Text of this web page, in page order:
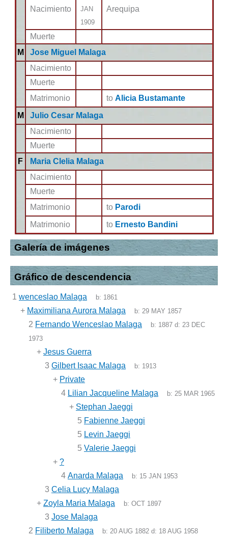
Nacimiento
JAN
1909
Arequipa
Muerte
M
Jose Miguel Malaga
Nacimiento
Muerte
Matrimonio
to Alicia Bustamante
M
Julio Cesar Malaga
Nacimiento
Muerte
F
Maria Clelia Malaga
Nacimiento
Muerte
Matrimonio
to Parodi
Matrimonio
to Ernesto Bandini
Galería de imágenes
Gráfico de descendencia
1 wenceslao Malaga b: 1861
+ Maximiliana Aurora Malaga b:29 MAY 1857
2 Fernando Wenceslao Malaga b: 1887 d:23 DEC
1973
+ Jesus Guerra
3 Gilbert Isaac Malaga b: 1913
+ Private
4 Lilian Jacqueline Malaga b:25 MAR 1965
+ Stephan Jaeggi
5 Fabienne Jaeggi
5 Levin Jaeggi
5 Valerie Jaeggi
+ ?
4 Anarda Malaga b: 15 JAN 1953
3 Celia Lucy Malaga
+ Zoyla Maria Malaga b:OCT 1897
3 Jose Malaga
2 Filiberto Malaga b:20 AUG 1882 d: 18 AUG 1958